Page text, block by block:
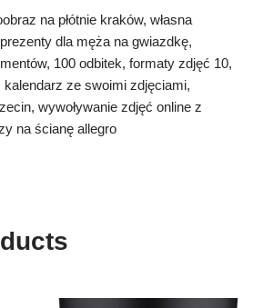
na płótnie kraków, własna
dla męża na gwiazdkę,
100 odbitek, formaty zdjęć 10,
ze swoimi zdjęciami,
wywoływanie zdjęć online z
na ścianę allegro